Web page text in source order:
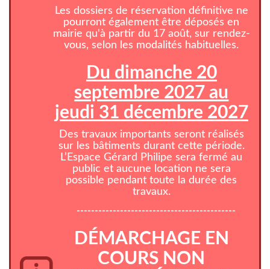
Les dossiers de réservation définitive ne
pourront également être déposés en
mairie qu'à partir du 17 août, sur rendez-
vous, selon les modalités habituelles.
Du dimanche 20
septembre 2027 au
jeudi 31 décembre 2027
Des travaux importants seront réalisés
sur les bâtiments durant cette période.
L’Espace Gérard Philipe sera fermé au
public et aucune location ne sera
possible pendant toute la durée des
travaux.
--------------------------------------------
DÉMARCHAGE EN
COURS NON